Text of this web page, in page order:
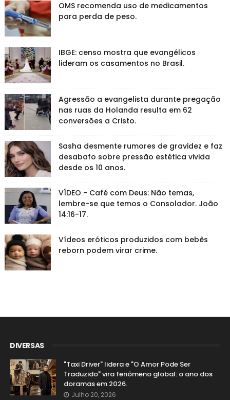
OMS recomenda uso de medicamentos
para perda de peso.
IBGE: censo mostra que evangélicos
lideram os casamentos no Brasil.
Agressão a evangelista durante pregação
nas ruas da Holanda resulta em 62
conversões a Cristo.
Sasha desmente rumores de gravidez e faz
desabafo sobre pressão estética vivida
desde os 10 anos.
VÍDEO - Café com Deus: Não temas,
lembre-se que temos o Consolador. João
14:16-17.
Vídeos eróticos produzidos com bebês
reborn podem virar crime.
DIVERSAS
"Taxi Driver" lidera e "O Amor Pode Ser
Traduzido" vira fenômeno global: o ano dos
doramas em 2026.
Julho 20, 2026